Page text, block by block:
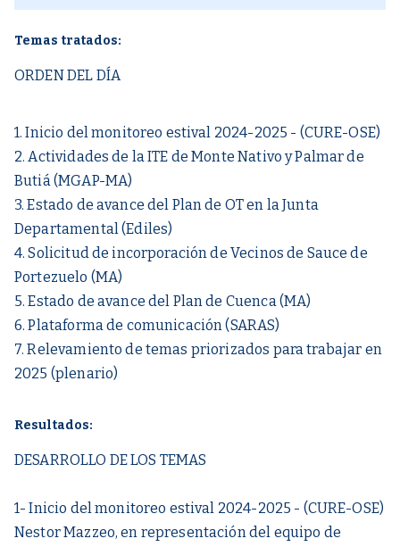
Temas tratados:
ORDEN DEL DÍA
1. Inicio del monitoreo estival 2024-2025 - (CURE-OSE)
2. Actividades de la ITE de Monte Nativo y Palmar de
Butiá (MGAP-MA)
3. Estado de avance del Plan de OT en la Junta
Departamental (Ediles)
4. Solicitud de incorporación de Vecinos de Sauce de
Portezuelo (MA)
5. Estado de avance del Plan de Cuenca (MA)
6. Plataforma de comunicación (SARAS)
7. Relevamiento de temas priorizados para trabajar en
2025 (plenario)
Resultados:
DESARROLLO DE LOS TEMAS
1- Inicio del monitoreo estival 2024-2025 - (CURE-OSE)
Nestor Mazzeo, en representación del equipo de